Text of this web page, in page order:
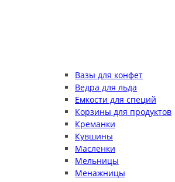
Вазы для конфет
Ведра для льда
Ёмкости для специй
Корзины для продуктов
Креманки
Кувшины
Масленки
Мельницы
Менажницы